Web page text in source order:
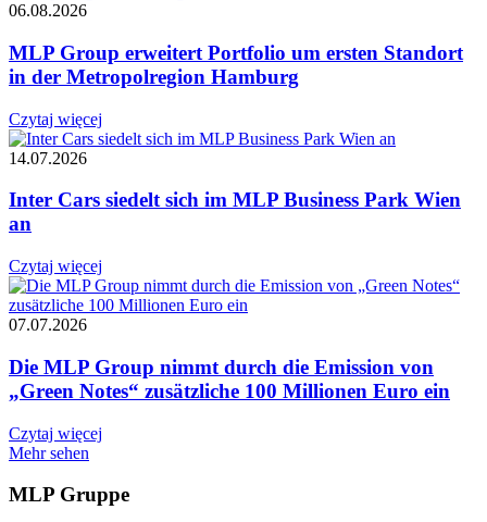
06.08.2026
MLP Group erweitert Portfolio um ersten Standort
in der Metropolregion Hamburg
Czytaj więcej
14.07.2026
Inter Cars siedelt sich im MLP Business Park Wien
an
Czytaj więcej
07.07.2026
Die MLP Group nimmt durch die Emission von
„Green Notes“ zusätzliche 100 Millionen Euro ein
Czytaj więcej
Mehr sehen
MLP Gruppe